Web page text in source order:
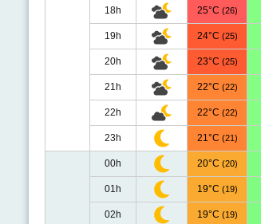
18h 25°C (26)
19h 24°C (25)
20h 23°C (25)
21h 22°C (22)
22h 22°C (22)
23h 21°C (21)
00h 20°C (20)
01h 19°C (19)
02h 19°C (19)